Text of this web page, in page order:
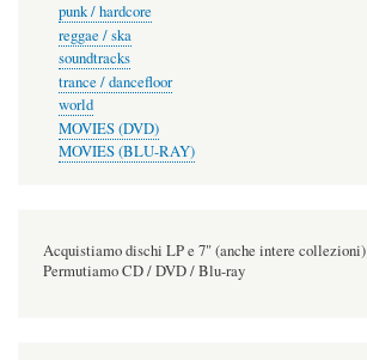
punk / hardcore
reggae / ska
soundtracks
trance / dancefloor
world
MOVIES (DVD)
MOVIES (BLU-RAY)
Acquistiamo dischi LP e 7" (anche intere collezioni)
Permutiamo CD / DVD / Blu-ray